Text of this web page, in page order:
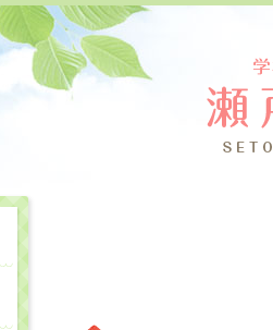
ごあいさつ
幼稚園のご案内